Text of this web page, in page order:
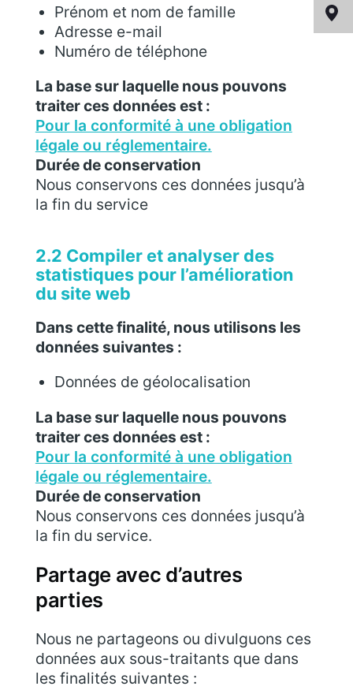
Prénom et nom de famille
Adresse e-mail
Numéro de téléphone
La base sur laquelle nous pouvons
traiter ces données est :
Pour la conformité à une obligation
légale ou réglementaire.
Durée de conservation
Nous conservons ces données jusqu’à
la fin du service
2.2 Compiler et analyser des
statistiques pour l’amélioration
du site web
Dans cette finalité, nous utilisons les
données suivantes :
Données de géolocalisation
La base sur laquelle nous pouvons
traiter ces données est :
Pour la conformité à une obligation
légale ou réglementaire.
Durée de conservation
Nous conservons ces données jusqu’à
la fin du service.
Partage avec d’autres
parties
Nous ne partageons ou divulguons ces
données aux sous-traitants que dans
les finalités suivantes :